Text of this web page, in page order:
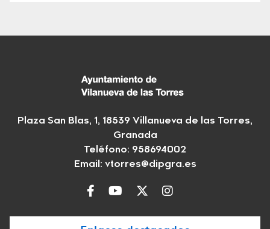
Plaza San Blas, 1, 18539 Villanueva de las Torres,
Granada
Teléfono: 958694002
Email: vtorres@dipgra.es